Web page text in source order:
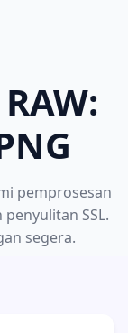
pemprosesan
SSL.
segera.